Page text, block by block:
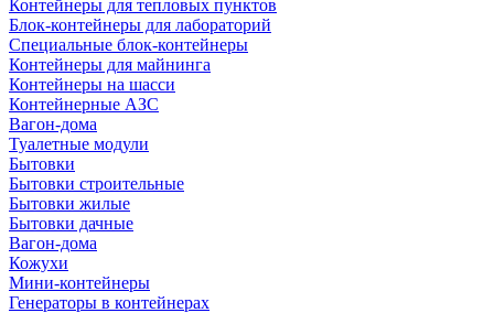
Контейнеры для тепловых пунктов
Блок-контейнеры для лабораторий
Специальные блок-контейнеры
Контейнеры для майнинга
Контейнеры на шасси
Контейнерные АЗС
Вагон-дома
Туалетные модули
Бытовки
Бытовки строительные
Бытовки жилые
Бытовки дачные
Вагон-дома
Кожухи
Мини-контейнеры
Генераторы в контейнерах